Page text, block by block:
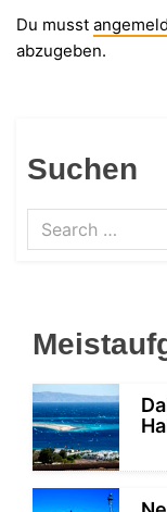
Du musst
abzugeben.
Suchen
Search